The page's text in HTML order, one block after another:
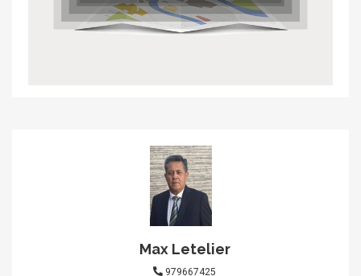
Max Letelier
979667425